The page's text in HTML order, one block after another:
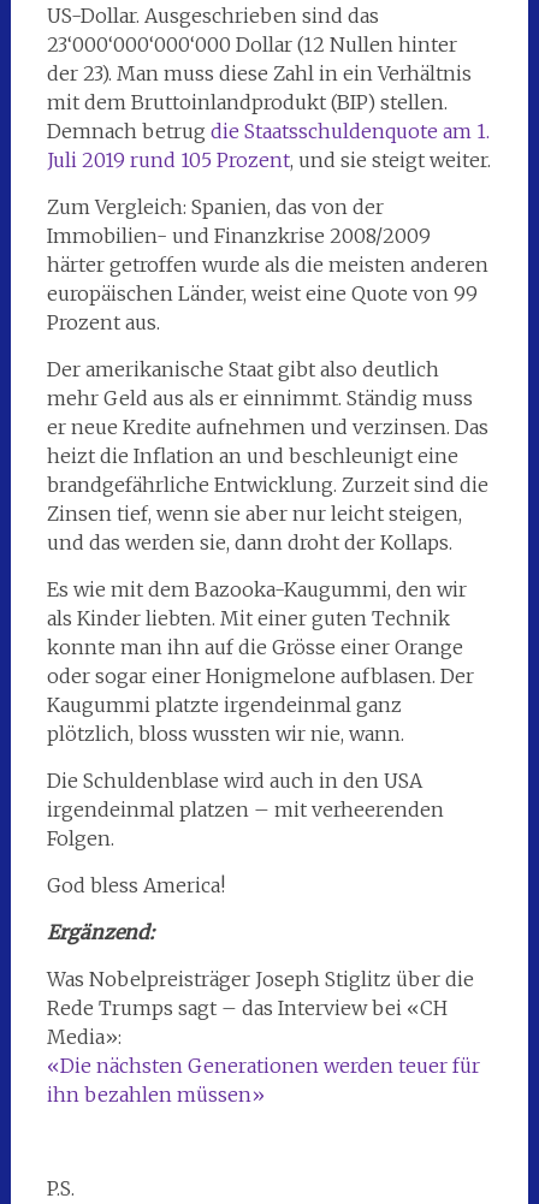
US-Dollar. Ausgeschrieben sind das
23‘000‘000‘000‘000 Dollar (12 Nullen hinter
der 23). Man muss diese Zahl in ein Verhältnis
mit dem Bruttoinlandprodukt (BIP) stellen.
Demnach betrug die Staatsschuldenquote am 1.
Juli 2019 rund 105 Prozent, und sie steigt weiter.
Zum Vergleich: Spanien, das von der
Immobilien- und Finanzkrise 2008/2009
härter getroffen wurde als die meisten anderen
europäischen Länder, weist eine Quote von 99
Prozent aus.
Der amerikanische Staat gibt also deutlich
mehr Geld aus als er einnimmt. Ständig muss
er neue Kredite aufnehmen und verzinsen. Das
heizt die Inflation an und beschleunigt eine
brandgefährliche Entwicklung. Zurzeit sind die
Zinsen tief, wenn sie aber nur leicht steigen,
und das werden sie, dann droht der Kollaps.
Es wie mit dem Bazooka-Kaugummi, den wir
als Kinder liebten. Mit einer guten Technik
konnte man ihn auf die Grösse einer Orange
oder sogar einer Honigmelone aufblasen. Der
Kaugummi platzte irgendeinmal ganz
plötzlich, bloss wussten wir nie, wann.
Die Schuldenblase wird auch in den USA
irgendeinmal platzen – mit verheerenden
Folgen.
God bless America!
Ergänzend:
Was Nobelpreisträger Joseph Stiglitz über die
Rede Trumps sagt – das Interview bei «CH
Media»:
«Die nächsten Generationen werden teuer für
ihn bezahlen müssen»
P.S.